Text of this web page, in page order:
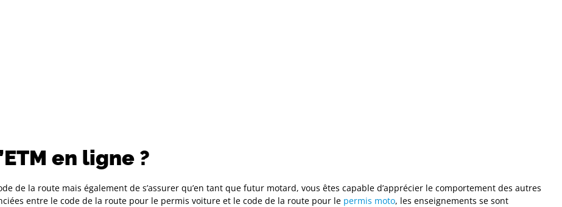
en ligne ?
de la route mais également de s’assurer qu’en tant que futur motard, vous êtes capable d’apprécier le comportement des autres
entre le code de la route pour le permis voiture et le code de la route pour le permis moto, les enseignements se sont